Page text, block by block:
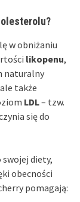
w obniżaniu
likopenu,
naturalny
także
LDL– tzw.
się do
swojej diety,
obecności
pomagają: